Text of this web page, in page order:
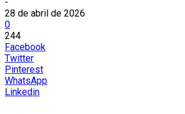
28 de abril de 2026
0
244
Facebook
Twitter
Pinterest
WhatsApp
Linkedin